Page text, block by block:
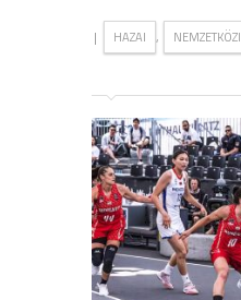
| HAZAI , NEMZETKÖZI